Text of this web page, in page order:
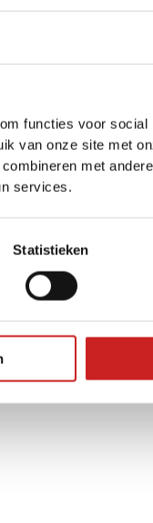
functies voor
van onze site met
met
services.
Statistieken
(see the